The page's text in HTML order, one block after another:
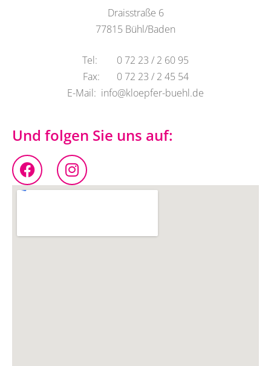
Draisstraße 6
77815 Bühl/Baden
Tel: 0 72 23 / 2 60 95
Fax: 0 72 23 / 2 45 54
E-Mail: info@kloepfer-buehl.de
Und folgen Sie uns auf: